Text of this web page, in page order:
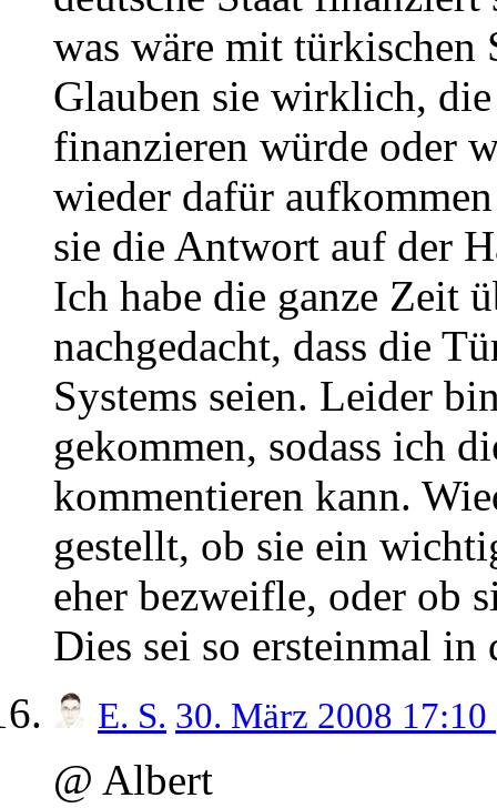
was wäre mit türkischen
Glauben sie wirklich,
finanzieren würde oder
wieder dafür
sie die Antwort auf der
Ich habe die ganze Zeit
nachgedacht, dass die
Systems seien. Leider
gekommen, sodass ich
kommentieren kann.
gestellt, ob sie ein
eher bezweifle, oder ob
Dies sei so ersteinmal in
E. S. 30. März 2008 17:10
@ Albert